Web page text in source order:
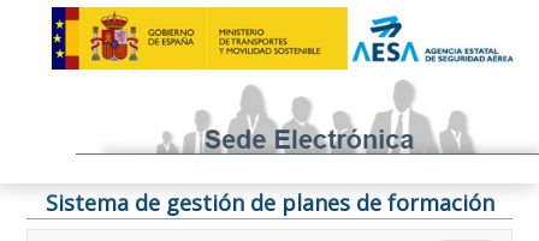
Sistema de gestión de planes de formación